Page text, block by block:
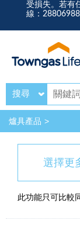
受損失。若有
線：28806988
搜尋
爐具產品
選擇更
此功能只可比較